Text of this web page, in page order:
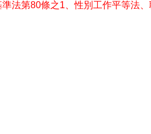
法第80條之1、性別工作平等法